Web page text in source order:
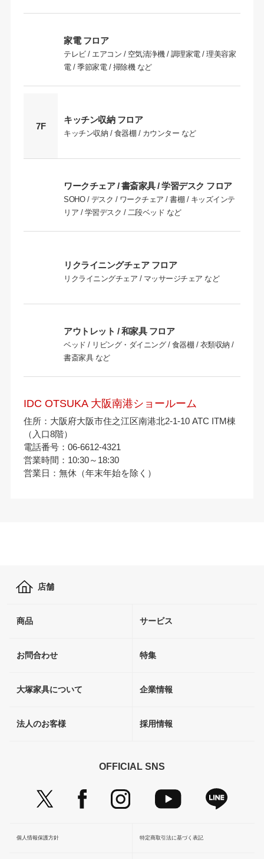
家電 フロア
テレビ / エアコン / 空気清浄機 / 調理家電 / 理美容家
電 / 季節家電 / 掃除機 など
7F
キッチン収納 フロア
キッチン収納 / 食器棚 / カウンター など
ワークチェア / 書斎家具 / 学習デスク フロア
SOHO / デスク / ワークチェア / 書棚 / キッズインテ
リア / 学習デスク / 二段ベッド など
リクライニングチェア フロア
リクライニングチェア / マッサージチェア など
アウトレット / 和家具 フロア
ベッド / リビング・ダイニング / 食器棚 / 衣類収納 /
書斎家具 など
IDC OTSUKA 大阪南港ショールーム
住所：大阪府大阪市住之江区南港北2-1-10 ATC ITM棟
（入口8階）
電話番号：06-6612-4321
営業時間：10:30～18:30
営業日：無休（年末年始を除く）
店舗
商品 サービス
お問合わせ 特集
大塚家具について 企業情報
法人のお客様 採用情報
OFFICIAL SNS
個人情報保護方針 特定商取引法に基づく表記